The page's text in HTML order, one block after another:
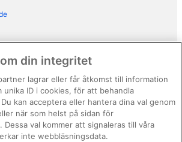
Vrbo
oss
din integritet
lagrar eller får åtkomst till information
unika ID i cookies, för att behandla
kan acceptera eller hantera dina val genom
när som helst på sidan för
Dessa val kommer att signaleras till våra
inte webbläsningsdata.